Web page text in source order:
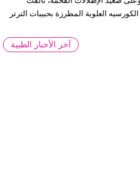
العلوية المطرزة بحبيبات الترتر
آخر الأخبار الطبية